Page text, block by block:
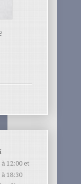
12:00 et
à 18:30